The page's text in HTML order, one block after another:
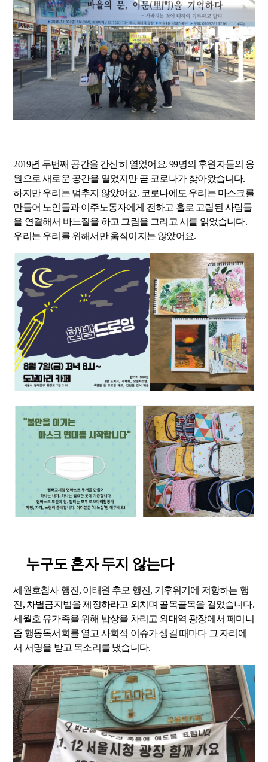
2019년 두번째 공간을 간신히 열었어요. 99명의 후원자들의 응
원으로 새로운 공간을 열었지만 곧 코로나가 찾아왔습니다.
하지만 우리는 멈추지 않았어요. 코로나에도 우리는 마스크를
만들어 노인들과 이주노동자에게 전하고 홀로 고립된 사람들
을 연결해서 바느질을 하고 그림을 그리고 시를 읽었습니다.
우리는 우리를 위해서만 움직이지는 않았어요.
누구도 혼자 두지 않는다
세월호참사 행진, 이태원 추모 행진, 기후위기에 저항하는 행
진, 차별금지법을 제정하라고 외치며 골목골목을 걸었습니다.
세월호 유가족을 위해 밥상을 차리고 외대역 광장에서 페미니
즘 행동독서회를 열고 사회적 이슈가 생길 때마다 그 자리에
서 서명을 받고 목소리를 냈습니다.